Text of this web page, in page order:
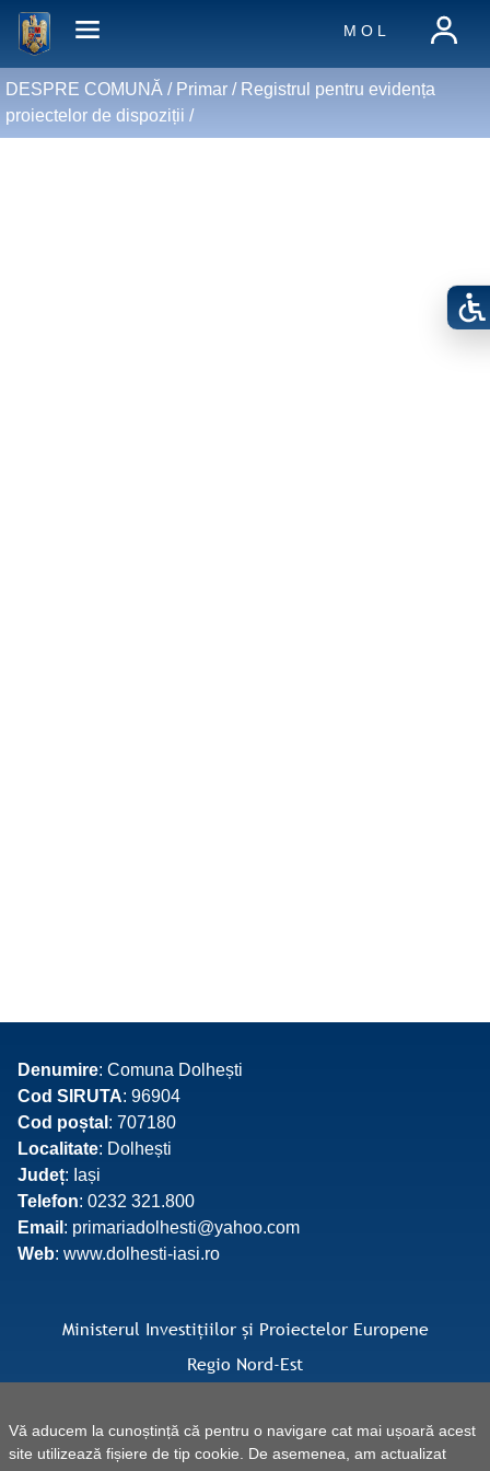
Vă aducem la cunoștință că pentru o navigare cat mai ușoară acest
site utilizează fișiere de tip cookie. De asemenea, am actualizat
M O L
DESPRE COMUNĂ / Primar/ Registrul pentru evidența
proiectelor de dispoziții /
Denumire: Comuna Dolhești
Cod SIRUTA: 96904
Cod poștal : 707180
Localitate: Dolhești
Județ: Iași
Telefon: 0232 321.800
Email : primariadolhesti@yahoo.com
Web: www.dolhesti-iasi.ro
Ministerul Investițiilor și Proiectelor Europene
Regio Nord-Est